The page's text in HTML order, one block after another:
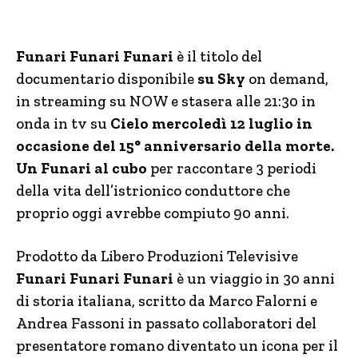
Funari Funari Funari è il titolo del
documentario disponibile su Sky on demand,
in streaming su NOW e stasera alle 21:30 in
onda in tv su Cielo mercoledì 12 luglio in
occasione del 15° anniversario della morte.
Un Funari al cubo per raccontare 3 periodi
della vita dell’istrionico conduttore che
proprio oggi avrebbe compiuto 90 anni.
Prodotto da Libero Produzioni Televisive
Funari Funari Funari è un viaggio in 30 anni
di storia italiana, scritto da Marco Falorni e
Andrea Fassoni in passato collaboratori del
presentatore romano diventato un icona per il